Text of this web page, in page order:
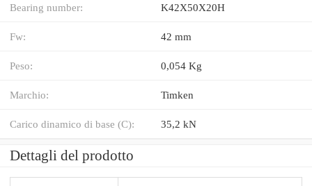
Bearing number: K42X50X20H
Fw: 42 mm
Peso: 0,054 Kg
Marchio: Timken
Carico dinamico di base (C): 35,2 kN
Dettagli del prodotto